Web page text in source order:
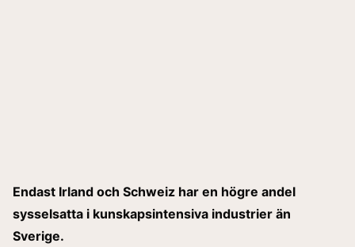
Endast Irland och Schweiz har en högre andel
sysselsatta i kunskapsintensiva industrier än
Sverige.